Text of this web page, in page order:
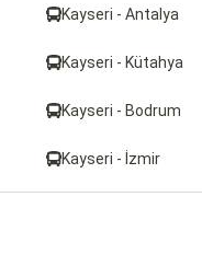
Kayseri - Antalya
Kayseri - Kütahya
Kayseri - Bodrum
Kayseri - İzmir